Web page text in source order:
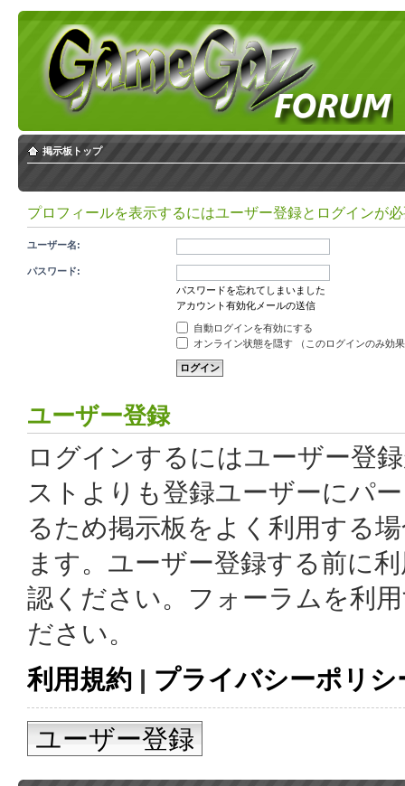
掲示板トップ
プロフィールを表示するにはユーザー登録とログインが
ユーザー名:
パスワード:
パスワードを忘れてしまいました
アカウント有効化メールの送信
自動ログインを有効にする
オンライン状態を隠す （このログインのみ効
ユーザー登録
ログインするにはユーザー登
ストよりも登録ユーザーにパ
るため掲示板をよく利用する
ます。ユーザー登録する前に
認ください。フォーラムを利
ださい。
利用規約 | プライバシーポリシ
ユーザー登録